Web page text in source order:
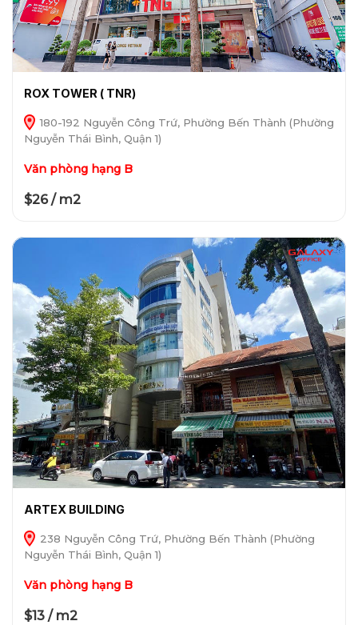
ROX TOWER ( TNR)
180-192 Nguyễn Công Trứ, Phường Bến Thành (Phường
Nguyễn Thái Bình, Quận 1)
Văn phòng hạng B
$26 / m2
ARTEX BUILDING
238 Nguyễn Công Trứ, Phường Bến Thành (Phường
Nguyễn Thái Bình, Quận 1)
Văn phòng hạng B
$13 / m2